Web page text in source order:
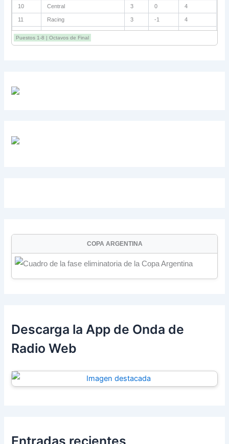
10 Central 3 0 4
11 Racing 3 -1 4
12 Estudiantes RC
13 Sarmiento 3 -1 3
Puestos 1-8 | Octavos de Final
COPA ARGENTINA
Descarga la App de Onda de
Radio Web